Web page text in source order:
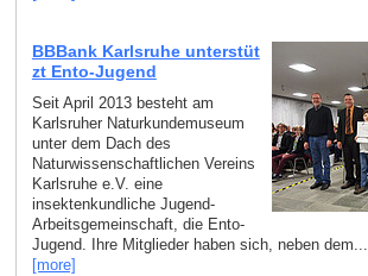
BBBank Karlsruhe unterstüt
zt Ento-Jugend
Seit April 2013 besteht am
Karlsruher Naturkundemuseum
unter dem Dach des
Naturwissenschaftlichen Vereins
Karlsruhe e.V. eine
insektenkundliche Jugend-
Arbeitsgemeinschaft, die Ento-
Jugend. Ihre Mitglieder haben sich, neben dem...
[more]